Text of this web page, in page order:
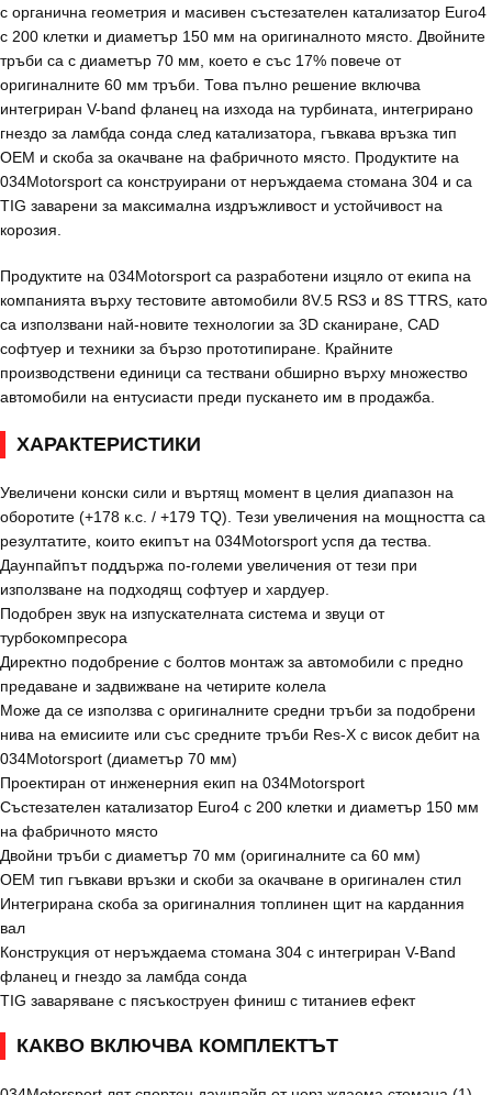
с органична геометрия и масивен състезателен катализатор Euro4
с 200 клетки и диаметър 150 мм на оригиналното място. Двойните
тръби са с диаметър 70 мм, което е със 17% повече от
оригиналните 60 мм тръби. Това пълно решение включва
интегриран V-band фланец на изхода на турбината, интегрирано
гнездо за ламбда сонда след катализатора, гъвкава връзка тип
OEM и скоба за окачване на фабричното място. Продуктите на
034Motorsport са конструирани от неръждаема стомана 304 и са
TIG заварени за максимална издръжливост и устойчивост на
корозия.
Продуктите на 034Motorsport са разработени изцяло от екипа на
компанията върху тестовите автомобили 8V.5 RS3 и 8S TTRS, като
са използвани най-новите технологии за 3D сканиране, CAD
софтуер и техники за бързо прототипиране. Крайните
производствени единици са тествани обширно върху множество
автомобили на ентусиасти преди пускането им в продажба.
ХАРАКТЕРИСТИКИ
Увеличени конски сили и въртящ момент в целия диапазон на
оборотите (+178 к.с. / +179 TQ). Тези увеличения на мощността са
резултатите, които екипът на 034Motorsport успя да тества.
Даунпайпът поддържа по-големи увеличения от тези при
използване на подходящ софтуер и хардуер.
Подобрен звук на изпускателната система и звуци от
турбокомпресора
Директно подобрение с болтов монтаж за автомобили с предно
предаване и задвижване на четирите колела
Може да се използва с оригиналните средни тръби за подобрени
нива на емисиите или със средните тръби Res-X с висок дебит на
034Motorsport (диаметър 70 мм)
Проектиран от инженерния екип на 034Motorsport
Състезателен катализатор Euro4 с 200 клетки и диаметър 150 мм
на фабричното място
Двойни тръби с диаметър 70 мм (оригиналните са 60 мм)
OEM тип гъвкави връзки и скоби за окачване в оригинален стил
Интегрирана скоба за оригиналния топлинен щит на карданния
вал
Конструкция от неръждаема стомана 304 с интегриран V-Band
фланец и гнездо за ламбда сонда
TIG заваряване с пясъкоструен финиш с титаниев ефект
КАКВО ВКЛЮЧВА КОМПЛЕКТЪТ